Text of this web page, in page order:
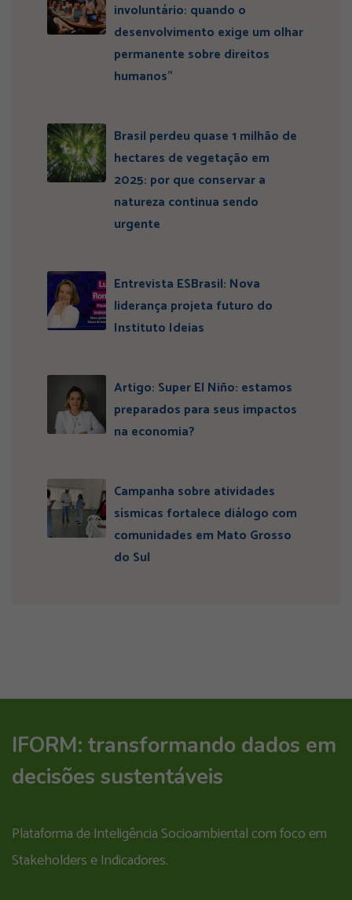
involuntário: quando o
desenvolvimento exige um olhar
permanente sobre direitos
humanos”
Brasil perdeu quase 1 milhão de
hectares de vegetação em
2025: por que conservar a
natureza continua sendo
urgente
Entrevista ESBrasil: Nova
liderança projeta futuro do
Instituto Ideias
Artigo: Super El Niño: estamos
preparados para seus impactos
na economia?
Campanha sobre atividades
sísmicas fortalece diálogo com
comunidades em Mato Grosso
do Sul
IFORM: transformando dados em
decisões sustentáveis
Plataforma de Inteligência Socioambiental com foco em
Stakeholders e Indicadores.